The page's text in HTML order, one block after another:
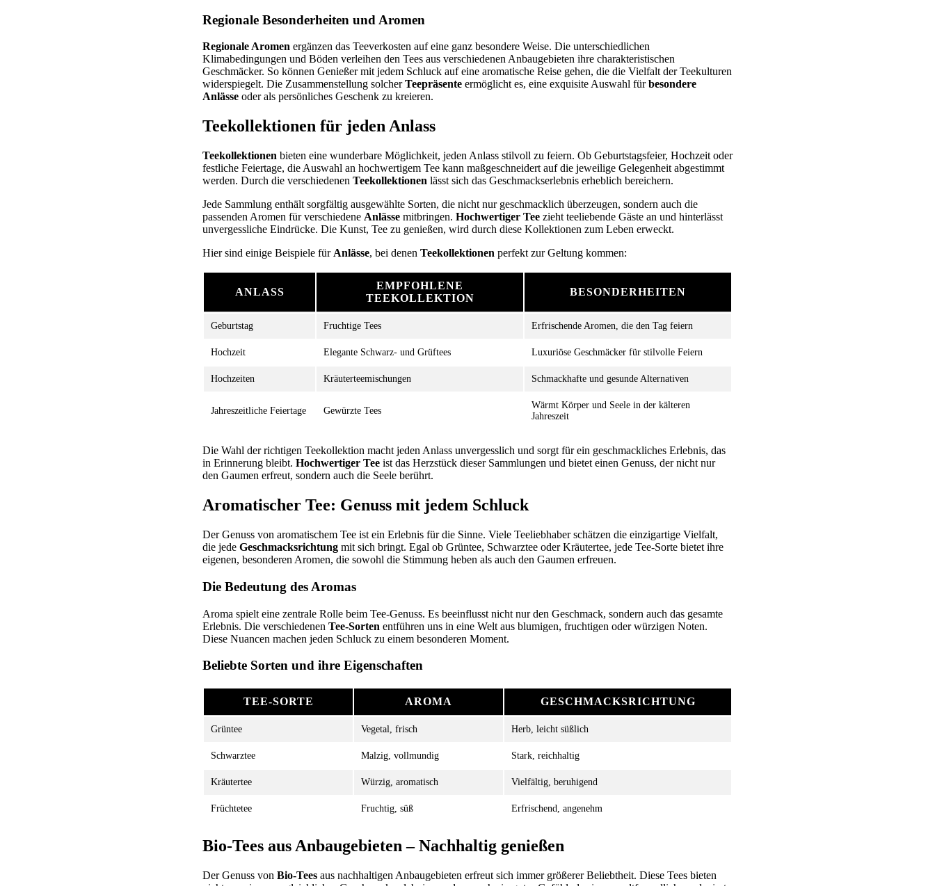
Regionale Besonderheiten und Aromen
Regionale Aromen ergänzen das Teeverkosten auf eine ganz besondere Weise. Die unterschiedlichen
Klimabedingungen und Böden verleihen den Tees aus verschiedenen Anbaugebieten ihre charakteristischen
Geschmäcker. So können Genießer mit jedem Schluck auf eine aromatische Reise gehen, die die Vielfalt der Teekulturen
widerspiegelt. Die Zusammenstellung solcherTeepräsente ermöglicht es, eine exquisite Auswahl fürbesondere
Anlässe oder als persönliches Geschenk zu kreieren.
Teekollektionen für jeden Anlass
Teekollektionen bieten eine wunderbare Möglichkeit, jeden Anlass stilvoll zu feiern. Ob Geburtstagsfeier, Hochzeit oder
festliche Feiertage, die Auswahl an hochwertigem Tee kann maßgeschneidert auf die jeweilige Gelegenheit abgestimmt
werden. Durch die verschiedenen Teekollektionen lässt sich das Geschmackserlebnis erheblich bereichern.
Jede Sammlung enthält sorgfältig ausgewählte Sorten, die nicht nur geschmacklich überzeugen, sondern auch die
passenden Aromen für verschiedene Anlässe mitbringen. Hochwertiger Tee zieht teeliebende Gäste an und hinterlässt
unvergessliche Eindrücke. Die Kunst, Tee zu genießen, wird durch diese Kollektionen zum Leben erweckt.
Hier sind einige Beispiele für Anlässe, bei denen Teekollektionen perfekt zur Geltung kommen:
ANLASS
EMPFOHLENE
TEEKOLLEKTION
BESONDERHEITEN
Geburtstag Fruchtige Tees Erfrischende Aromen, die den Tag feiern
Hochzeit Elegante Schwarz- und Grüftees Luxuriöse Geschmäcker für stilvolle Feiern
Hochzeiten Kräuterteemischungen Schmackhafte und gesunde Alternativen
Jahreszeitliche Feiertage Gewürzte Tees
Wärmt Körper und Seele in der kälteren
Jahreszeit
Die Wahl der richtigen Teekollektion macht jeden Anlass unvergesslich und sorgt für ein geschmackliches Erlebnis, das
in Erinnerung bleibt. Hochwertiger Tee ist das Herzstück dieser Sammlungen und bietet einen Genuss, der nicht nur
den Gaumen erfreut, sondern auch die Seele berührt.
Aromatischer Tee: Genuss mit jedem Schluck
Der Genuss von aromatischem Tee ist ein Erlebnis für die Sinne. Viele Teeliebhaber schätzen die einzigartige Vielfalt,
die jede Geschmacksrichtung mit sich bringt. Egal ob Grüntee, Schwarztee oder Kräutertee, jede Tee-Sorte bietet ihre
eigenen, besonderen Aromen, die sowohl die Stimmung heben als auch den Gaumen erfreuen.
Die Bedeutung des Aromas
Aroma spielt eine zentrale Rolle beim Tee-Genuss. Es beeinflusst nicht nur den Geschmack, sondern auch das gesamte
Erlebnis. Die verschiedenen Tee-Sorten entführen uns in eine Welt aus blumigen, fruchtigen oder würzigen Noten.
Diese Nuancen machen jeden Schluck zu einem besonderen Moment.
Beliebte Sorten und ihre Eigenschaften
TEE-SORTE AROMA GESCHMACKSRICHTUNG
Grüntee Vegetal, frisch Herb, leicht süßlich
Schwarztee Malzig, vollmundig Stark, reichhaltig
Kräutertee Würzig, aromatisch Vielfältig, beruhigend
Früchtetee Fruchtig, süß Erfrischend, angenehm
Bio-Tees aus Anbaugebieten – Nachhaltig genießen
Der Genuss von Bio-Tees aus nachhaltigen Anbaugebieten erfreut sich immer größerer Beliebtheit. Diese Tees bieten